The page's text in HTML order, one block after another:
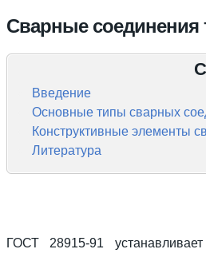
Сварные соединения
Введение
Основные типы сварных
Конструктивные элементы
Литература
ГОСТ 28915-91